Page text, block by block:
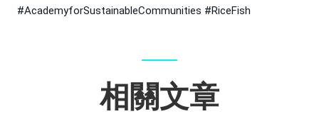
#AcademyforSustainableCommunities #RiceFish
相關文章